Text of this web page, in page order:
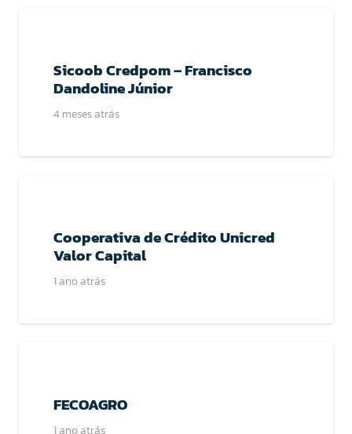
Sicoob Credpom – Francisco
Dandoline Júnior
4 meses atrás
Cooperativa de Crédito Unicred
Valor Capital
1 ano atrás
FECOAGRO
1 ano atrás